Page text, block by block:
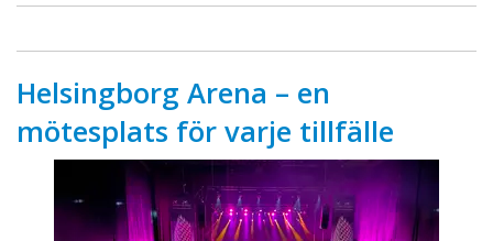
Helsingborg Arena – en
mötesplats för varje tillfälle